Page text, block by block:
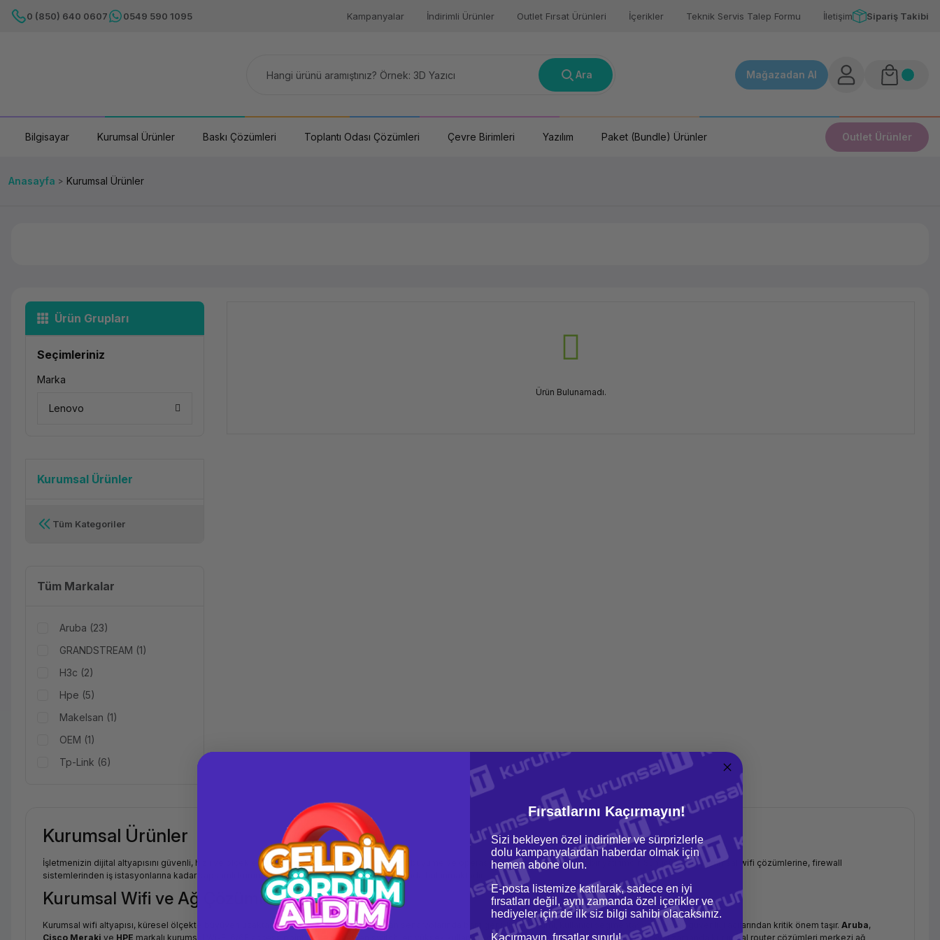
0 (850) 640 0607 0549 590 1095 Kampanyalar İndirimli Ürünler Outlet Fırsat Ürünleri İçerikler Teknik Servis Talep Formu İletişim Sipariş Takibi
Ara Mağazadan Al
Bilgisayar Kurumsal Ürünler Baskı Çözümleri Toplantı Odası Çözümleri Çevre Birimleri Yazılım Paket (Bundle) Ürünler Outlet Ürünler
Anasayfa Kurumsal Ürünler
Ürün Grupları
Seçimleriniz
Marka
Lenovo
Kurumsal Ürünler
Tüm Kategoriler
Tüm Markalar
Aruba (23)
GRANDSTREAM (1)
H3c (2)
Hpe (5)
Makelsan (1)
OEM (1)
Tp-Link (6)
Ürün Bulunamadı.
Kurumsal Ürünler
İşletmenizin dijital altyapısını güvenli, hızlı ve ölçeklenebilir kılmak; sürdcontinuousürlebilir büyüme ve operasyonel süreklilik için kritik bir yatırımdır. Sunuculardan kurumsal wifi çözümlerine, firewall
sistemlerinden iş istasyonlarına kadar kapsamlı kurumsal IT donanımı bu kategoride bir arada bulunmaktadır.
Kurumsal Wifi ve Ağ Çözümleri
Kurumsal wifi altyapısı, küresel ölçekte büyüyen uzaktan çalışma ve geniş ofis lansman senaryolarında bant genişliği yönetimi, kullanıcı segmentasyonu ve ağ güvenliği açılarından kritik önem taşır. Aruba,
Cisco Meraki ve HPE markalı kurumsal Wi-Fi 6/6E access point'ler ile yönetilen switch'ler; yüksek kullanıcı yoğunluğunda bile istikrarlı bağlantı sunar. Aynı zamanda kurumsal router çözümleri merkezi ağ
Fırsatlarını Kaçırmayın!
Sizi bekleyen özel indirimler ve sürprizlerle
dolu kampanyalardan haberdar olmak için
hemen abone olun.
E-posta listemize katılarak, sadece en iyi
fırsatları değil, aynı zamanda özel içerikler ve
hediyeler için de ilk siz bilgi sahibi olacaksınız.
Kaçırmayın, fırsatlar sınırlı!